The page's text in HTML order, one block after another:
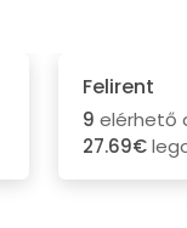
Felirent
9 elérhető
27.69€